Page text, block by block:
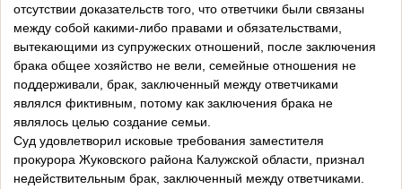
отсутствии доказательств того, что ответчики были связаны
между собой какими-либо правами и обязательствами,
вытекающими из супружеских отношений, после заключения
брака общее хозяйство не вели, семейные отношения не
поддерживали, брак, заключенный между ответчиками
являлся фиктивным, потому как заключения брака не
являлось целью создание семьи.
Суд удовлетворил исковые требования заместителя
прокурора Жуковского района Калужской области, признал
недействительным брак, заключенный между ответчиками.